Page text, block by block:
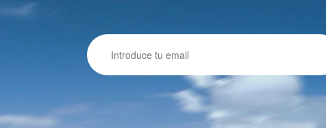
Email